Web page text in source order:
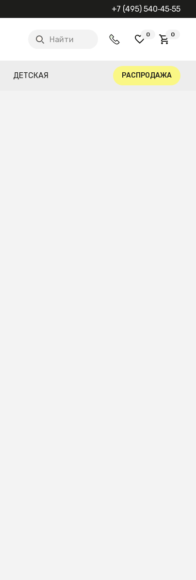
+7 (495) 540‑45‑55
Найти
0 0
ДЕТСКАЯ РАСПРОДАЖА